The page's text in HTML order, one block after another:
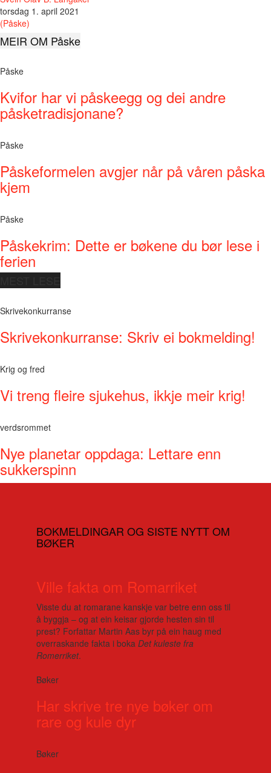
torsdag 1. april 2021
(Påske)
MEIR OM Påske
Påske
Kvifor har vi påskeegg og dei andre
påsketradisjonane?
Påske
Påskeformelen avgjer når på våren påska
kjem
Påske
Påskekrim: Dette er bøkene du bør lese i
ferien
Skrivekonkurranse
Skrivekonkurranse: Skriv ei bokmelding!
Krig og fred
Vi treng fleire sjukehus, ikkje meir krig!
verdsrommet
Nye planetar oppdaga: Lettare enn
sukkerspinn
BOKMELDINGAR OG SISTE NYTT OM
BØKER
Ville fakta om Romarriket
Visste du at romarane kanskje var betre enn oss til
å byggja – og at ein keisar gjorde hesten sin til
prest? Forfattar Martin Aas byr på ein haug med
overraskande fakta i boka Det kuleste fra
Romerriket.
Bøker
Har skrive tre nye bøker om
rare og kule dyr
Bøker